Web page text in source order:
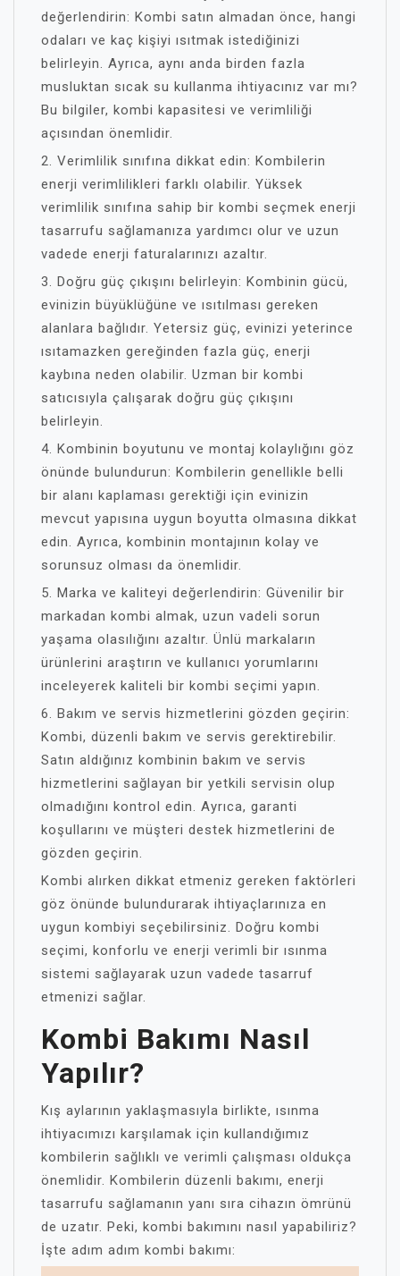
değerlendirin: Kombi satın almadan önce, hangi
odaları ve kaç kişiyi ısıtmak istediğinizi
belirleyin. Ayrıca, aynı anda birden fazla
musluktan sıcak su kullanma ihtiyacınız var mı?
Bu bilgiler, kombi kapasitesi ve verimliliği
açısından önemlidir.
2. Verimlilik sınıfına dikkat edin: Kombilerin
enerji verimlilikleri farklı olabilir. Yüksek
verimlilik sınıfına sahip bir kombi seçmek enerji
tasarrufu sağlamanıza yardımcı olur ve uzun
vadede enerji faturalarınızı azaltır.
3. Doğru güç çıkışını belirleyin: Kombinin gücü,
evinizin büyüklüğüne ve ısıtılması gereken
alanlara bağlıdır. Yetersiz güç, evinizi yeterince
ısıtamazken gereğinden fazla güç, enerji
kaybına neden olabilir. Uzman bir kombi
satıcısıyla çalışarak doğru güç çıkışını
belirleyin.
4. Kombinin boyutunu ve montaj kolaylığını göz
önünde bulundurun: Kombilerin genellikle belli
bir alanı kaplaması gerektiği için evinizin
mevcut yapısına uygun boyutta olmasına dikkat
edin. Ayrıca, kombinin montajının kolay ve
sorunsuz olması da önemlidir.
5. Marka ve kaliteyi değerlendirin: Güvenilir bir
markadan kombi almak, uzun vadeli sorun
yaşama olasılığını azaltır. Ünlü markaların
ürünlerini araştırın ve kullanıcı yorumlarını
inceleyerek kaliteli bir kombi seçimi yapın.
6. Bakım ve servis hizmetlerini gözden geçirin:
Kombi, düzenli bakım ve servis gerektirebilir.
Satın aldığınız kombinin bakım ve servis
hizmetlerini sağlayan bir yetkili servisin olup
olmadığını kontrol edin. Ayrıca, garanti
koşullarını ve müşteri destek hizmetlerini de
gözden geçirin.
Kombi alırken dikkat etmeniz gereken faktörleri
göz önünde bulundurarak ihtiyaçlarınıza en
uygun kombiyi seçebilirsiniz. Doğru kombi
seçimi, konforlu ve enerji verimli bir ısınma
sistemi sağlayarak uzun vadede tasarruf
etmenizi sağlar.
Kombi Bakımı Nasıl
Yapılır?
Kış aylarının yaklaşmasıyla birlikte, ısınma
ihtiyacımızı karşılamak için kullandığımız
kombilerin sağlıklı ve verimli çalışması oldukça
önemlidir. Kombilerin düzenli bakımı, enerji
tasarrufu sağlamanın yanı sıra cihazın ömrünü
de uzatır. Peki, kombi bakımını nasıl yapabiliriz?
İşte adım adım kombi bakımı: